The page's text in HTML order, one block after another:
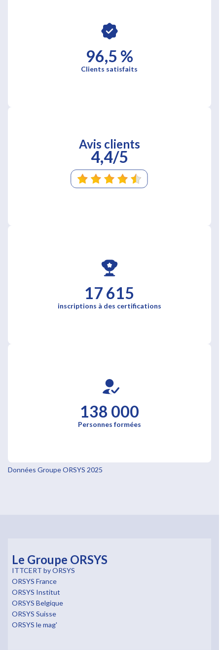
96,5 %
Clients satisfaits
Avis clients
4,4/5
17 615
inscriptions à des certifications
138 000
Personnes formées
Données Groupe ORSYS 2025
Le Groupe ORSYS
ITTCERT by ORSYS
ORSYS France
ORSYS Institut
ORSYS Belgique
ORSYS Suisse
ORSYS le mag'